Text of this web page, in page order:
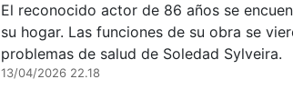
El reconocido actor de 86 años se
su hogar. Las funciones de su obra se
problemas de salud de Soledad Sylveira.
13/04/2026 22.18